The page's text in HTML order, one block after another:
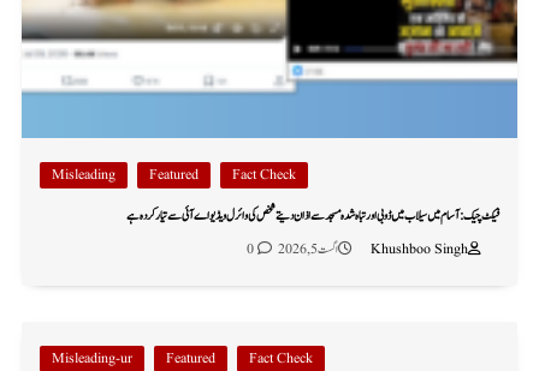
Fact Check
Featured
Misleading
فیکٹ چیک: آسام میں سیلاب میں ڈوبی اور تباہ شدہ مسجد سے اذان دیتے شخص کی وائرل ویڈیو اے آئی سے تیار کردہ ہے
Khushboo Singh
اگست 5, 2026 0
Fact Check
Featured
Misleading-ur